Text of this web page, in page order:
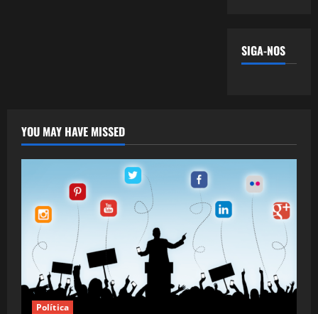
SIGA-NOS
YOU MAY HAVE MISSED
Política